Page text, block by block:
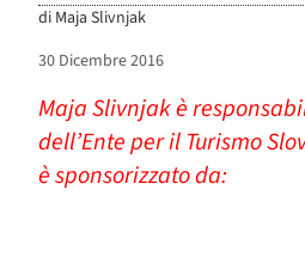
di Maja Slivnjak
30 Dicembre 2016
Maja Slivnjak è
dell’Ente per il Turismo
è sponsorizzato da: